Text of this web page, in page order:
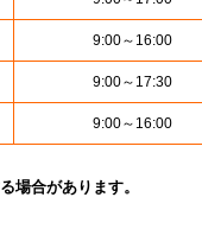
9:00～16:00
9:00～17:30
9:00～16:00
場合があります。